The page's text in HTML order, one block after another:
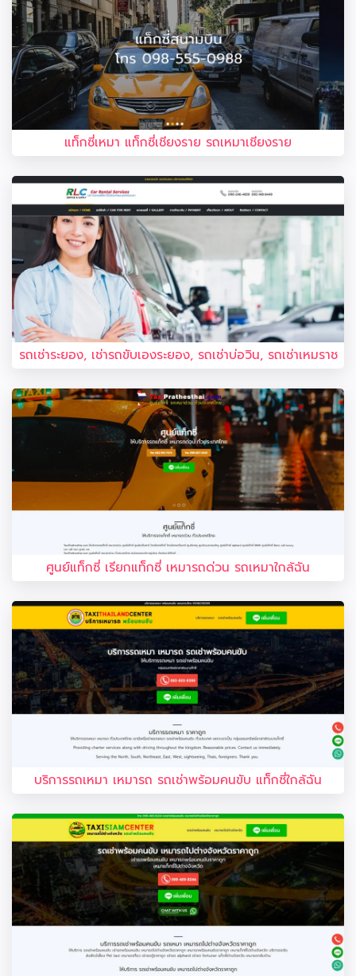
แท็กซี่เหมา แท็กซี่เชียงราย รถเหมาเชียงราย
รถเช่าระยอง, เช่ารถขับเองระยอง, รถเช่าบ่อวิน, รถเช่าเหมราช
ศูนย์แท็กซี่ เรียกแท็กซี่ เหมารถด่วน รถเหมาใกล้ฉัน
บริการรถเหมา เหมารถ รถเช่าพร้อมคนขับ แท็กซี่ใกล้ฉัน